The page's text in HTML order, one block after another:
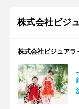
株式会社ビジ
株式会社ビジュア